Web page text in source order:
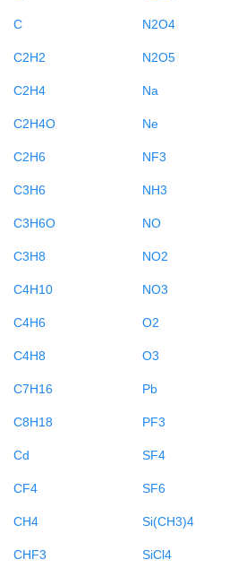
C
C2H2
C2H4
C2H4O
C2H6
C3H6
C3H6O
C3H8
C4H10
C4H6
C4H8
C7H16
C8H18
Cd
CF4
CH4
CHF3
N2O4
N2O5
Na
Ne
NF3
NH3
NO
NO2
NO3
O2
O3
Pb
PF3
SF4
SF6
Si(CH3)4
SiCl4